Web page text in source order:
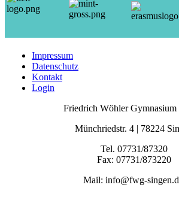
Impressum
Datenschutz
Kontakt
Login
Friedrich Wöhler Gymnasium
Münchriedstr. 4 | 78224
Tel. 07731/87320
Fax: 07731/873220
Mail: info@fwg-